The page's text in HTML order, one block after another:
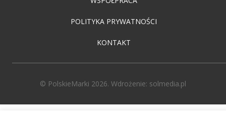
POLITYKA PRYWATNOŚCI
KONTAKT
© PolskieMarki 2026. Wdrożenie: solmedia.pl